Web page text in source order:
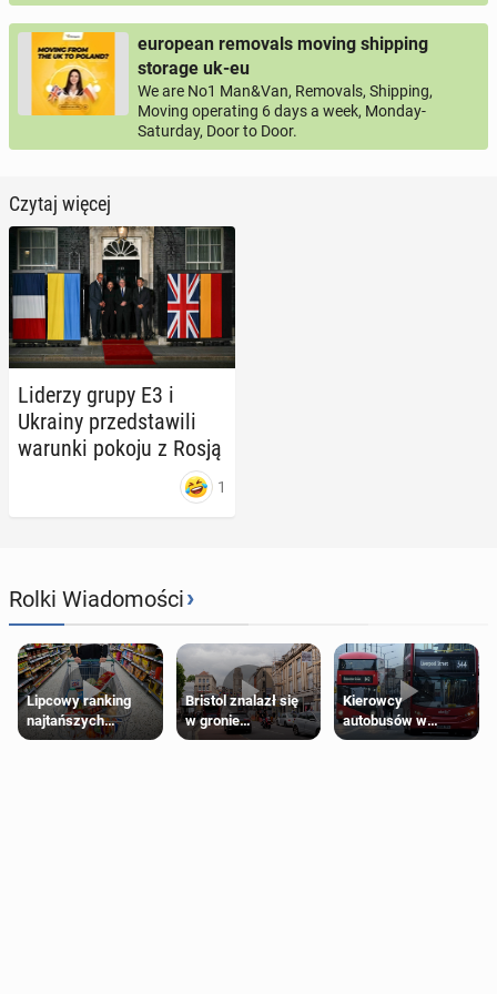
european removals moving shipping
storage uk-eu
We are No1 Man&Van, Removals, Shipping,
Moving operating 6 days a week, Monday-
Saturday, Door to Door.
Czytaj więcej
Liderzy grupy E3 i
Ukrainy przed­sta­wi­li
warunki pokoju z Rosją
1
Rolki Wiadomości›
Lipcowy ranking
najtańszych
supermarketów
Bristol znalazł się
w gronie
najlepszych
Kierowcy
autobusów w
Londynie